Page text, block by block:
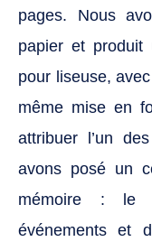
pages. Nous
papier et produit
pour liseuse,
même mise en
attribuer l’un
avons posé un
mémoire : le
événements et